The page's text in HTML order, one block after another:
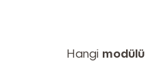
Hangi modülü